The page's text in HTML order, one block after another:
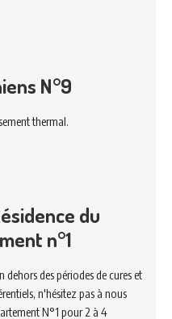
N°9
thermal.
du
n°1
dehors des périodes de cures et
n'hésitez pas à nous
N°1 pour 2 à 4